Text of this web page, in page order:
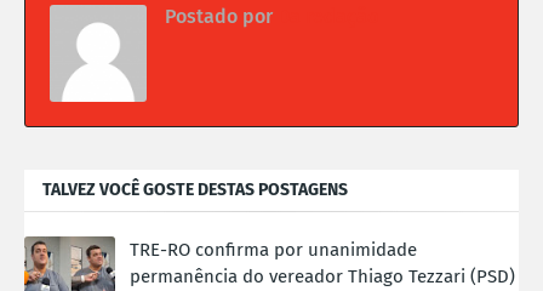
Postado por
TALVEZ VOCÊ GOSTE DESTAS POSTAGENS
TRE-RO confirma por unanimidade
permanência do vereador Thiago Tezzari (PSD)